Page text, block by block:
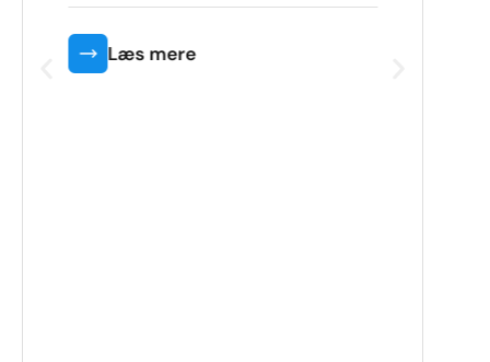
Læs mere